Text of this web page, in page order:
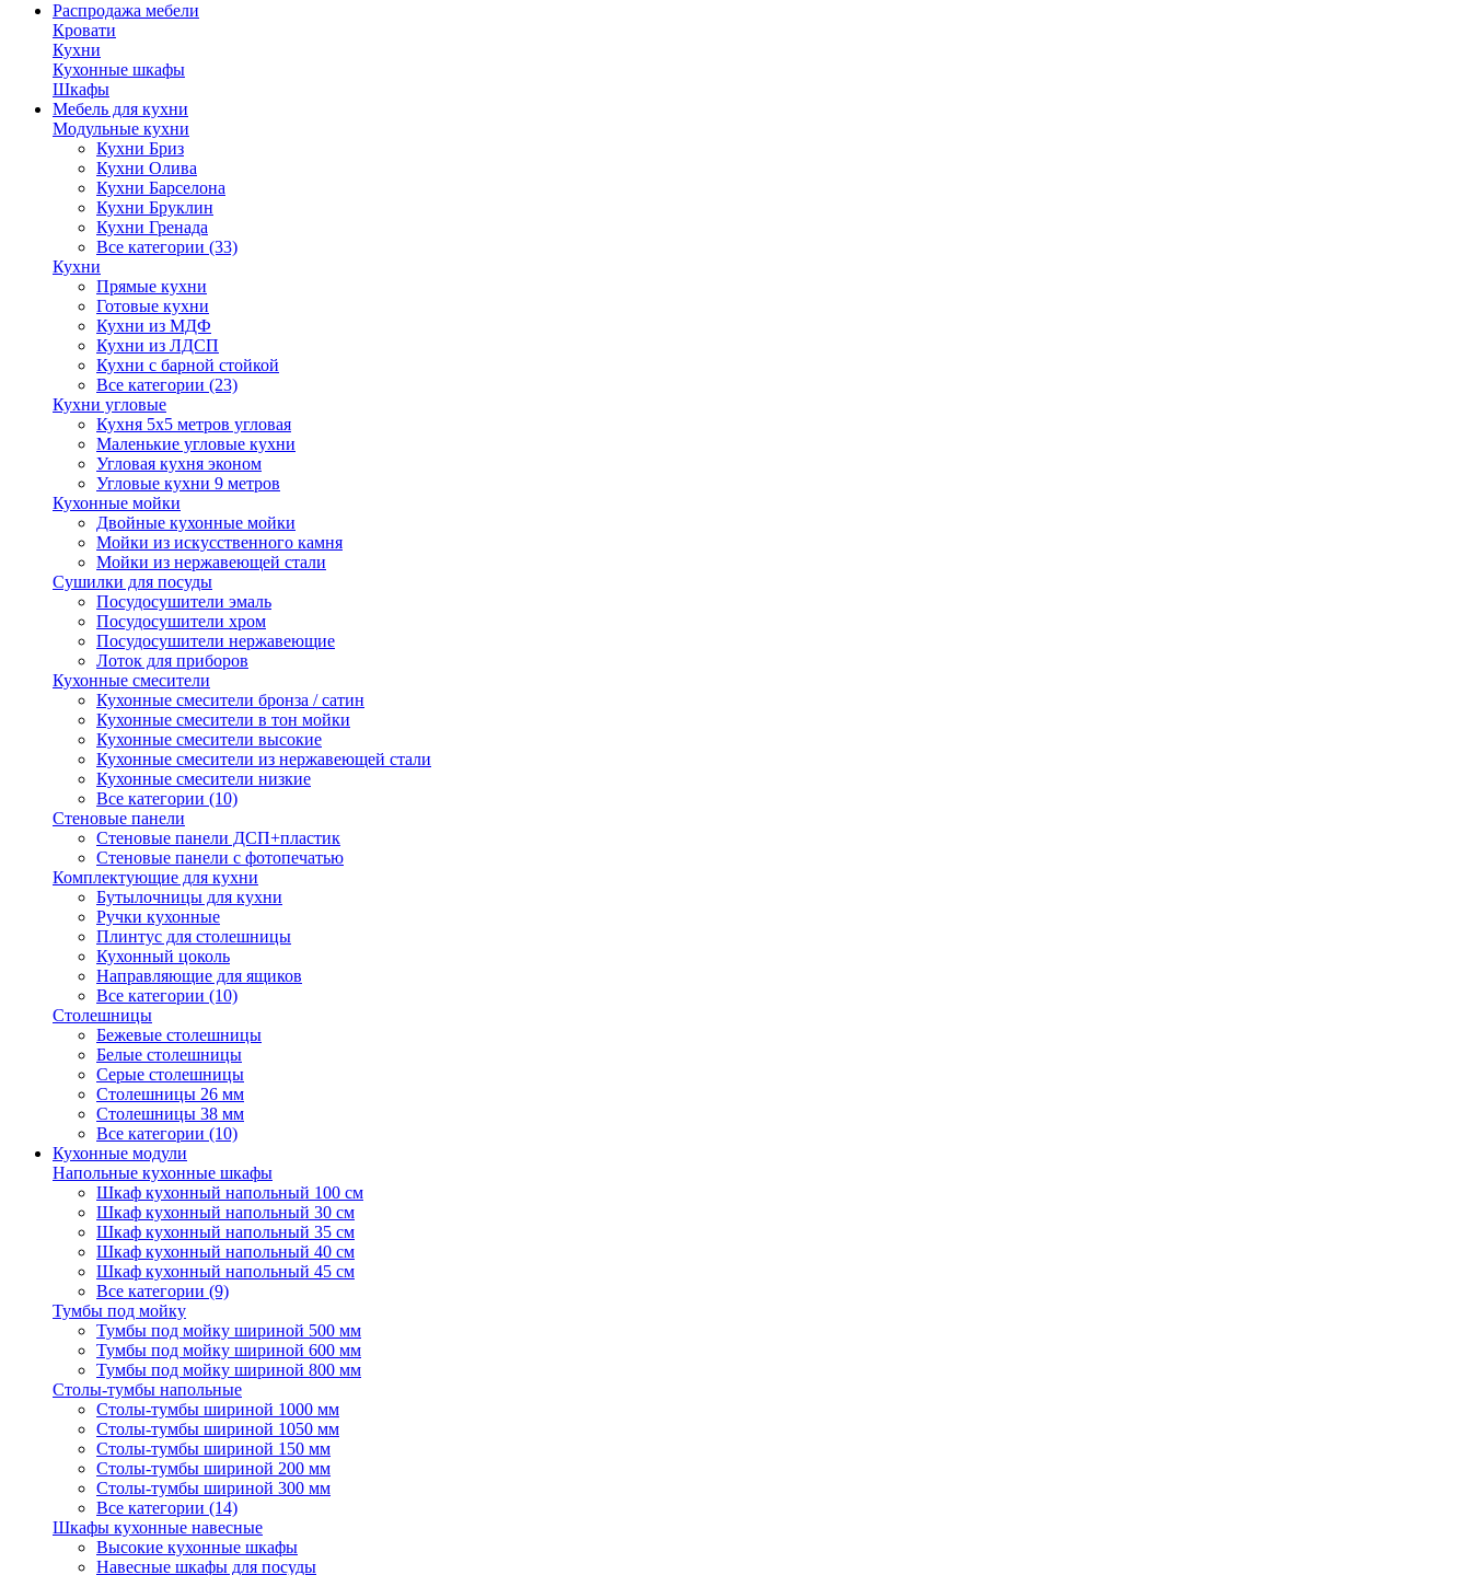
Распродажа мебели
Кровати
Кухни
Кухонные шкафы
Шкафы
Мебель для кухни
Модульные кухни
Кухни Бриз
Кухни Олива
Кухни Барселона
Кухни Бруклин
Кухни Гренада
Все категории (33)
Кухни
Прямые кухни
Готовые кухни
Кухни из МДФ
Кухни из ЛДСП
Кухни с барной стойкой
Все категории (23)
Кухни угловые
Кухня 5х5 метров угловая
Маленькие угловые кухни
Угловая кухня эконом
Угловые кухни 9 метров
Кухонные мойки
Двойные кухонные мойки
Мойки из искусственного камня
Мойки из нержавеющей стали
Сушилки для посуды
Посудосушители эмаль
Посудосушители хром
Посудосушители нержавеющие
Лоток для приборов
Кухонные смесители
Кухонные смесители бронза / сатин
Кухонные смесители в тон мойки
Кухонные смесители высокие
Кухонные смесители из нержавеющей стали
Кухонные смесители низкие
Все категории (10)
Стеновые панели
Стеновые панели ДСП+пластик
Стеновые панели с фотопечатью
Комплектующие для кухни
Бутылочницы для кухни
Ручки кухонные
Плинтус для столешницы
Кухонный цоколь
Направляющие для ящиков
Все категории (10)
Столешницы
Бежевые столешницы
Белые столешницы
Серые столешницы
Столешницы 26 мм
Столешницы 38 мм
Все категории (10)
Кухонные модули
Напольные кухонные шкафы
Шкаф кухонный напольный 100 см
Шкаф кухонный напольный 30 см
Шкаф кухонный напольный 35 см
Шкаф кухонный напольный 40 см
Шкаф кухонный напольный 45 см
Все категории (9)
Тумбы под мойку
Тумбы под мойку шириной 500 мм
Тумбы под мойку шириной 600 мм
Тумбы под мойку шириной 800 мм
Столы-тумбы напольные
Столы-тумбы шириной 1000 мм
Столы-тумбы шириной 1050 мм
Столы-тумбы шириной 150 мм
Столы-тумбы шириной 200 мм
Столы-тумбы шириной 300 мм
Все категории (14)
Шкафы кухонные навесные
Высокие кухонные шкафы
Навесные шкафы для посуды